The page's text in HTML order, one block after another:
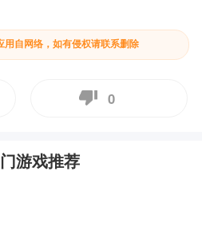
用自网络，如有侵权请联系删除
0
游戏推荐